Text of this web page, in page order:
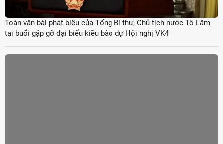
Toàn văn bài phát biểu của Tổng Bí thư, Chủ tịch nước Tô Lâm
tại buổi gặp gỡ đại biểu kiều bào dự Hội nghị VK4